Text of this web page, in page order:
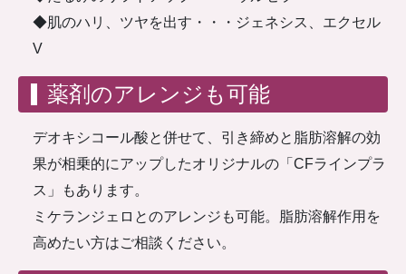
◆肌のハリ、ツヤを出す・・・ジェネシス、エクセル
V
薬剤のアレンジも可能
デオキシコール酸と併せて、引き締めと脂肪溶解の効
果が相乗的にアップしたオリジナルの「CFラインプラ
ス」もあります。
ミケランジェロとのアレンジも可能。脂肪溶解作用を
高めたい方はご相談ください。